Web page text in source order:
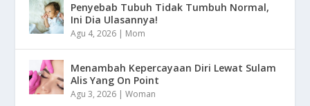
Penyebab Tubuh Tidak Tumbuh Normal,
Ini Dia Ulasannya!
Agu 4, 2026 | Mom
Menambah Kepercayaan Diri Lewat Sulam
Alis Yang On Point
Agu 3, 2026 |Woman